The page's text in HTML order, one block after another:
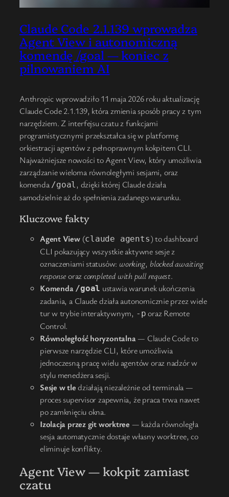
Claude Code 2.1.139 wprowadza
Agent View i autonomiczną
komendę /goal — koniec z
pilnowaniem AI
Anthropic wprowadziło 11 maja 2026 roku aktualizację
Claude Code 2.1.139, która zmienia sposób pracy z tym
narzędziem. Z interfejsu czatu z funkcjami
programistycznymi przekształca się w platformę
orkiestracji agentów z pełnoprawnym kokpitem CLI.
Najważniejsze nowości to Agent View, który umożliwia
zarządzanie wieloma równoległymi sesjami, oraz
komenda /goal, dzięki której Claude działa
samodzielnie aż do spełnienia zadanego warunku.
Kluczowe fakty
Agent View(claude agents) to dashboard
CLI pokazujący wszystkie aktywne sesje z
oznaczeniami statusów: working, blocked awaiting
responseorazcompleted with pull request.
Komenda /goal ustawia warunek ukończenia
zadania, a Claude działa autonomicznie przez wiele
tur w trybie interaktywnym, -p oraz Remote
Control.
Równoległość horyzontalna— Claude Code to
pierwsze narzędzie CLI, które umożliwia
jednoczesną pracę wielu agentów oraz nadzór w
stylu menedżera sesji.
Sesje w tledziałają niezależnie od terminala —
proces supervisor zapewnia, że praca trwa nawet
po zamknięciu okna.
Izolacja przez git worktree — każda równoległa
sesja automatycznie dostaje własny worktree, co
eliminuje konflikty.
Agent View — kokpit zamiast
czatu